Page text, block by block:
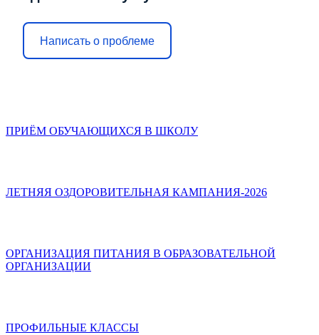
Написать о проблеме
ПРИЁМ ОБУЧАЮЩИХСЯ В ШКОЛУ
ЛЕТНЯЯ ОЗДОРОВИТЕЛЬНАЯ КАМПАНИЯ-2026
ОРГАНИЗАЦИЯ ПИТАНИЯ В ОБРАЗОВАТЕЛЬНОЙ
ОРГАНИЗАЦИИ
ПРОФИЛЬНЫЕ КЛАССЫ